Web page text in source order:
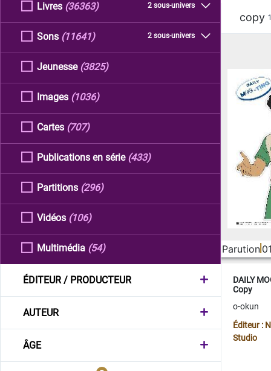
Livres 2 sous-univers
(36363)
Sons 2 sous-univers
(11641)
Jeunesse (3825)
Images (1036)
Cartes (707)
Publications en série (433)
Partitions (296)
Vidéos (106)
Multimédia (54)
ÉDITEUR / PRODUCTEUR
AUTEUR
ÂGE
copy
Parution
DAILY
Copy
o-okun
Éditeur :
Studio